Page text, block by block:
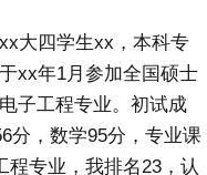
大四学生xx，本科专
xx年1月参加全国硕士
子工程专业。初试成
分，数学95分，专业课
程专业，我排名23，认